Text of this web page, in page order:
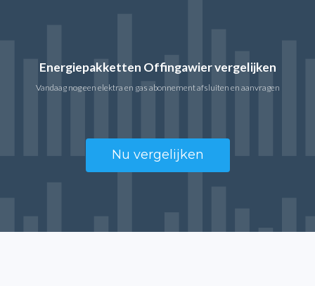
Energiepakketten Offingawier vergelijken
Vandaag nog een elektra en gas abonnement afsluiten en aanvragen
Nu vergelijken